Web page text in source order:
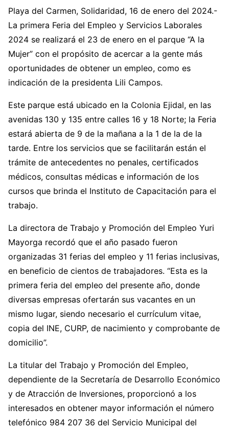
Playa del Carmen, Solidaridad, 16 de enero del 2024.-
La primera Feria del Empleo y Servicios Laborales
2024 se realizará el 23 de enero en el parque “A la
Mujer” con el propósito de acercar a la gente más
oportunidades de obtener un empleo, como es
indicación de la presidenta Lili Campos.
Este parque está ubicado en la Colonia Ejidal, en las
avenidas 130 y 135 entre calles 16 y 18 Norte; la Feria
estará abierta de 9 de la mañana a la 1 de la de la
tarde. Entre los servicios que se facilitarán están el
trámite de antecedentes no penales, certificados
médicos, consultas médicas e información de los
cursos que brinda el Instituto de Capacitación para el
trabajo.
La directora de Trabajo y Promoción del Empleo Yuri
Mayorga recordó que el año pasado fueron
organizadas 31 ferias del empleo y 11 ferias inclusivas,
en beneficio de cientos de trabajadores. “Esta es la
primera feria del empleo del presente año, donde
diversas empresas ofertarán sus vacantes en un
mismo lugar, siendo necesario el currículum vitae,
copia del INE, CURP, de nacimiento y comprobante de
domicilio”.
La titular del Trabajo y Promoción del Empleo,
dependiente de la Secretaría de Desarrollo Económico
y de Atracción de Inversiones, proporcionó a los
interesados en obtener mayor información el número
telefónico 984 207 36 del Servicio Municipal del